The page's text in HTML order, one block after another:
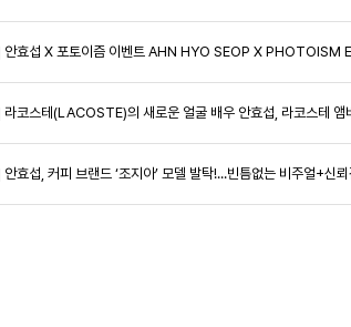
효섭 X 포토이즘 이벤트 AHN HYO SEOP X PHOTOISM
코스테(LACOSTE)의 새로운 얼굴 배우 안효섭, 라코스테 앰
효섭, 커피 브랜드 ‘조지아’ 모델 발탁!...빈틈없는 비주얼+신